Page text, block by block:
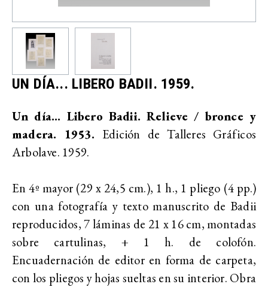
UN DÍA... LIBERO BADII. 1959.
Un día... Libero Badii. Relieve / bronce y
madera. 1953. Edición de Talleres Gráficos
Arbolave. 1959.
En 4º mayor (29 x 24,5 cm.), 1 h., 1 pliego (4 pp.)
con una fotografía y texto manuscrito de Badii
reproducidos, 7 láminas de 21 x 16 cm, montadas
sobre cartulinas, + 1 h. de colofón.
Encuadernación de editor en forma de carpeta,
con los pliegos y hojas sueltas en su interior. Obra